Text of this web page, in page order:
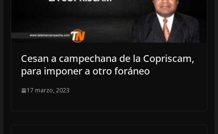
Cesan a campechana de la Copriscam,
para imponer a otro foráneo
17 marzo, 2023